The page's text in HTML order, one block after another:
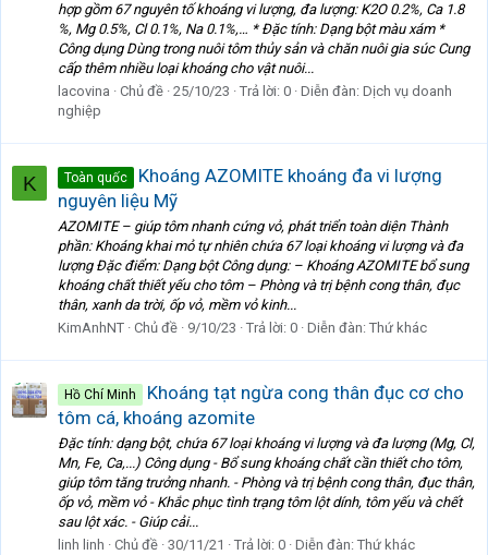
hợp gồm 67 nguyên tố khoáng vi lượng, đa lượng: K2O 0.2%, Ca 1.8
%, Mg 0.5%, Cl 0.1%, Na 0.1%,… * Đặc tính: Dạng bột màu xám *
Công dụng Dùng trong nuôi tôm thủy sản và chăn nuôi gia súc Cung
cấp thêm nhiều loại khoáng cho vật nuôi...
lacovina
Chủ đề 25/10/23 Trả lời: 0 Diễn đàn: Dịch vụ doanh
nghiệp
K Toàn quốc
Khoáng AZOMITE khoáng đa vi lượng
nguyên liệu Mỹ
AZOMITE – giúp tôm nhanh cứng vỏ, phát triển toàn diện Thành
phần: Khoáng khai mỏ tự nhiên chứa 67 loại khoáng vi lượng và đa
lượng Đặc điểm: Dạng bột Công dụng: – Khoáng AZOMITE bổ sung
khoáng chất thiết yếu cho tôm – Phòng và trị bệnh cong thân, đục
thân, xanh da trời, ốp vỏ, mềm vỏ kinh...
KimAnhNT Chủ đề 9/10/23 Trả lời: 0 Diễn đàn: Thứ khác
Hồ Chí Minh
Khoáng tạt ngừa cong thân đục cơ cho
tôm cá, khoáng azomite
Đặc tính: dạng bột, chứa 67 loại khoáng vi lượng và đa lượng (Mg, Cl,
Mn, Fe, Ca,...) Công dụng - Bổ sung khoáng chất cần thiết cho tôm,
giúp tôm tăng trưởng nhanh. - Phòng và trị bệnh cong thân, đục thân,
ốp vỏ, mềm vỏ - Khắc phục tình trạng tôm lột dính, tôm yếu và chết
sau lột xác. - Giúp cải...
linh linh
Chủ đề 30/11/21 Trả lời: 0 Diễn đàn: Thứ khác